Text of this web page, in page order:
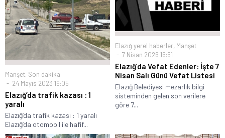
Manşet, Son dakika
24 Mayıs 2023 16:05
Elazığ’da trafik kazası : 1
yaralı
Elazığ’da trafik kazası : 1 yaralı
Elazığ’da otomobil ile hafif...
Elazığ yerel haberler, Manşet
7 Nisan 2026 16:51
Elazığ’da Vefat Edenler: İşte 7
Nisan Salı Günü Vefat Listesi
Elazığ Belediyesi mezarlık bilgi
sisteminden gelen son verilere
göre 7...